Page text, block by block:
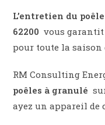
L’entretien du
62200 vous
pour toute la saison
RM Consulting
poêles à granulé
ayez un appareil de